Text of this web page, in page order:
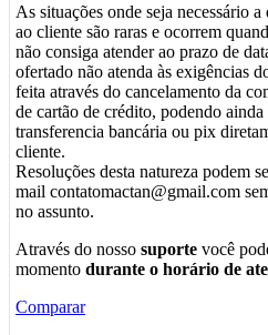
As situações onde seja necessário
ao cliente são raras e ocorrem
não consiga atender ao prazo de
ofertado não atenda às exigências
feita através do cancelamento da
de cartão de crédito, podendo
transferencia bancária ou pix
cliente.
Resoluções desta natureza podem
mail contatomactan@gmail.com
no assunto.
Através do nosso suporte você
momento durante o horário de
Comparar